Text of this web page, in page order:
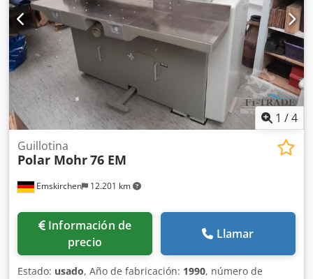
1 /4
Emskirchen 12.201 km
Guillotina
Polar Mohr76 EM
Información de
precio
Llamar
Estado: usado, Año de fabricación: 1990, número de